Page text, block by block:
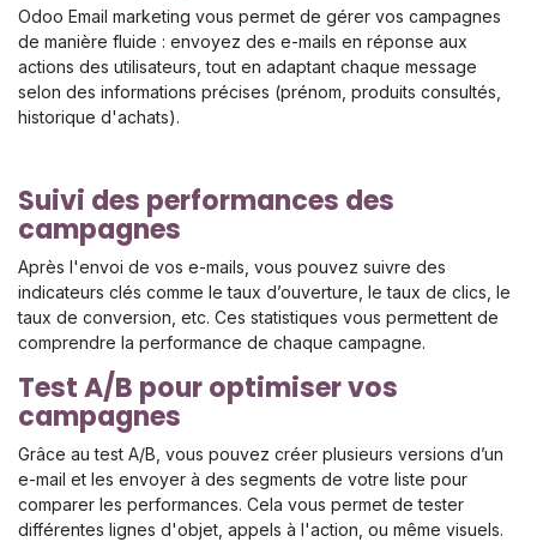
Odoo Email marketing vous permet de gérer vos campagnes
de manière fluide : envoyez des e-mails en réponse aux
actions des utilisateurs, tout en adaptant chaque message
selon des informations précises (prénom, produits consultés,
historique d'achats).
Suivi des performances des
campagnes
Après l'envoi de vos e-mails, vous pouvez suivre des
indicateurs clés comme le taux d’ouverture, le taux de clics, le
taux de conversion, etc. Ces statistiques vous permettent de
comprendre la performance de chaque campagne.
Test A/B pour optimiser vos
campagnes
Grâce au test A/B, vous pouvez créer plusieurs versions d’un
e-mail et les envoyer à des segments de votre liste pour
comparer les performances. Cela vous permet de tester
différentes lignes d'objet, appels à l'action, ou même visuels.